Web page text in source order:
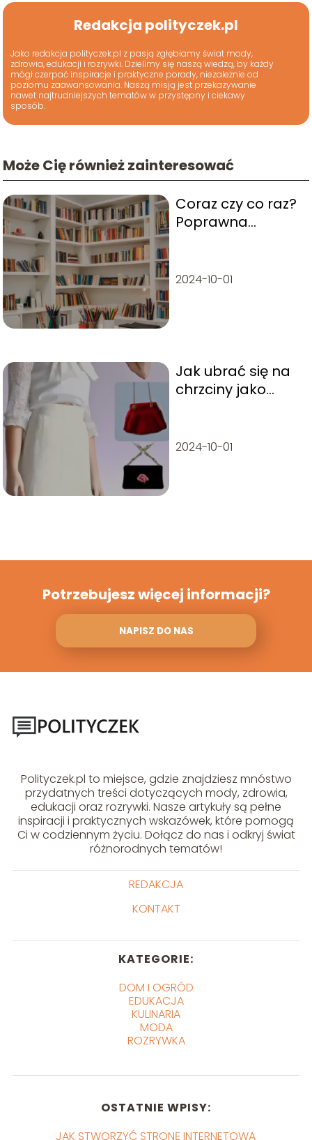
Redakcja polityczek.pl
Jako redakcja polityczek.pl z pasją zgłębiamy świat mody,
zdrowia, edukacji i rozrywki. Dzielimy się naszą wiedzą, by każdy
mógł czerpać inspiracje i praktyczne porady, niezależnie od
poziomu zaawansowania. Naszą misją jest przekazywanie
nawet najtrudniejszych tematów w przystępny i ciekawy
sposób.
Może Cię również zainteresować
Coraz czy co raz?
Poprawna
2024-10-01
Jak ubrać się na
chrzciny jako
stylizacji
2024-10-01
Potrzebujesz więcej informacji?
NAPISZ DO NAS
Polityczek.pl to miejsce, gdzie znajdziesz mnóstwo
przydatnych treści dotyczących mody, zdrowia,
edukacji oraz rozrywki. Nasze artykuły są pełne
inspiracji i praktycznych wskazówek, które pomogą
Ci w codziennym życiu. Dołącz do nas i odkryj świat
różnorodnych tematów!
REDAKCJA
KONTAKT
KATEGORIE:
DOM I OGRÓD
EDUKACJA
KULINARIA
MODA
ROZRYWKA
OSTATNIE WPISY:
JAK STWORZYĆ STRONĘ INTERNETOWĄ